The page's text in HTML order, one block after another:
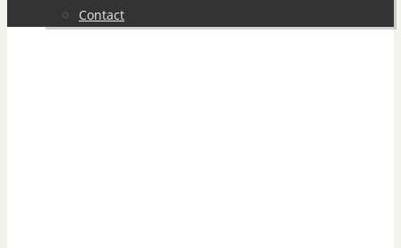
Contact